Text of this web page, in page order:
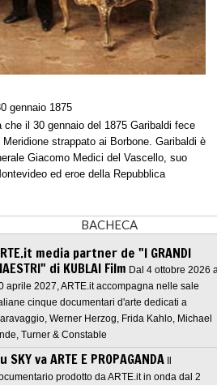
gennaio 1875
il 30 gennaio del 1875 Garibaldi fece
strappato ai Borbone. Garibaldi è
Giacomo Medici del Vascello, suo
ed eroe della Repubblica
BACHECA
media partner de "I GRANDI
di KUBLAI Film Dal 4 ottobre 2026
aprile 2027, ARTE.it accompagna nelle sale
cinque documentari d'arte dedicati a
Werner Herzog, Frida Kahlo, Michael
Turner & Constable
SKY va ARTE E PROPAGANDA Il
prodotto da ARTE.it in onda dal 2